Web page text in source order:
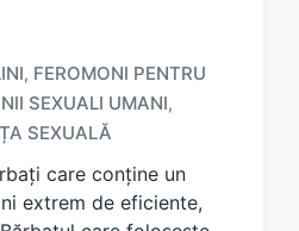
, FEROMONI PENTRU
SEXUALI UMANI,
SEXUALĂ
care conține un
extrem de eficiente,